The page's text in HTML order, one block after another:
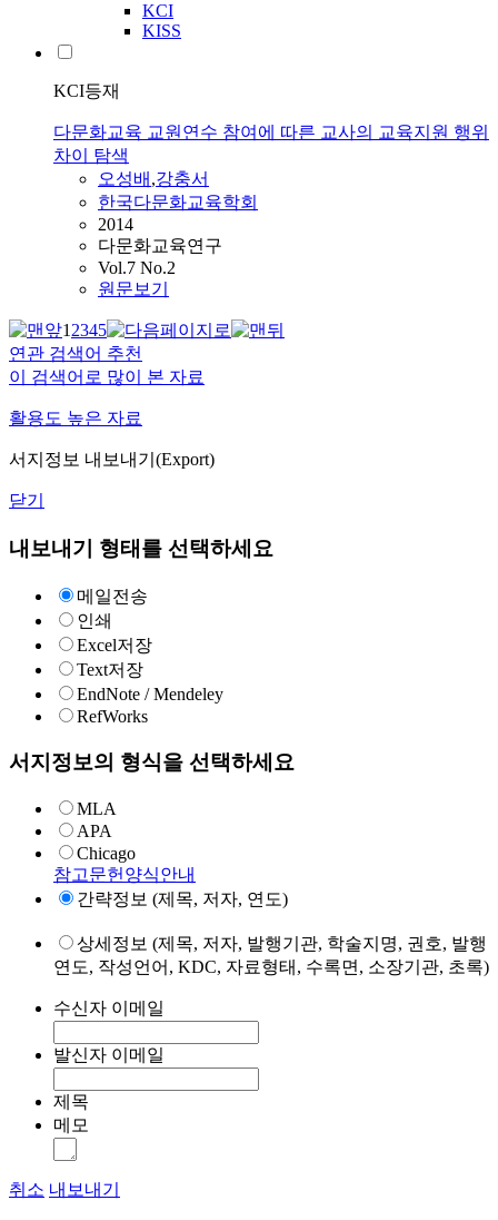
KCI
KISS
KCI등재
다문화교육 교원연수 참여에 따른 교사의 교육지원 행위
차이 탐색
오성배 ,강충서
한국다문화교육학회
2014
다문화교육연구
Vol.7 No.2
원문보기
12345
연관 검색어 추천
이 검색어로 많이 본 자료
활용도 높은 자료
서지정보 내보내기(Export)
닫기
내보내기 형태를 선택하세요
메일전송
인쇄
Excel저장
Text저장
EndNote / Mendeley
RefWorks
서지정보의 형식을 선택하세요
MLA
APA
Chicago
참고문헌양식안내
간략정보 (제목, 저자, 연도)
상세정보 (제목, 저자, 발행기관, 학술지명, 권호, 발행
연도, 작성언어, KDC, 자료형태, 수록면, 소장기관, 초록)
수신자 이메일
발신자 이메일
제목
메모
취소 내보내기